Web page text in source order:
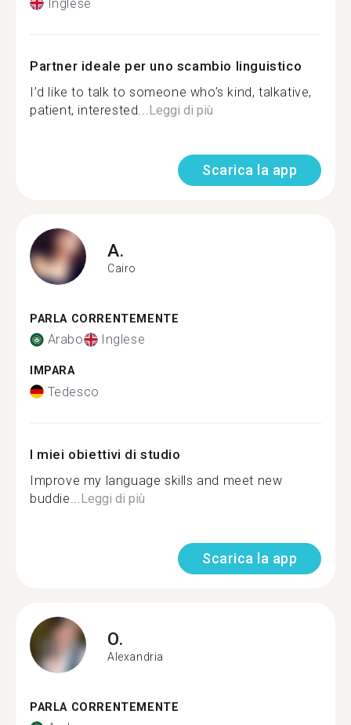
Inglese
Partner ideale per uno scambio linguistico
I’d like to talk to someone who’s kind, talkative,
patient, interested... Leggi di più
Scarica la app
A.
Cairo
PARLA CORRENTEMENTE
Arabo Inglese
IMPARA
Tedesco
I miei obiettivi di studio
Improve my language skills and meet new
buddie... Leggi di più
Scarica la app
O.
Alexandria
PARLA CORRENTEMENTE